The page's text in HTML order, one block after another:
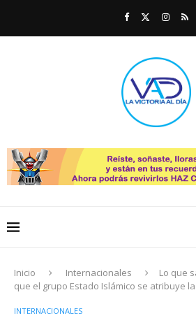
Inicio Internacionales
Lo que
que el grupo Estado Islámico se atribuye
INTERNACIONALES